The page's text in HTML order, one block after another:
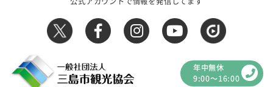
年中無休
9:00～16:00